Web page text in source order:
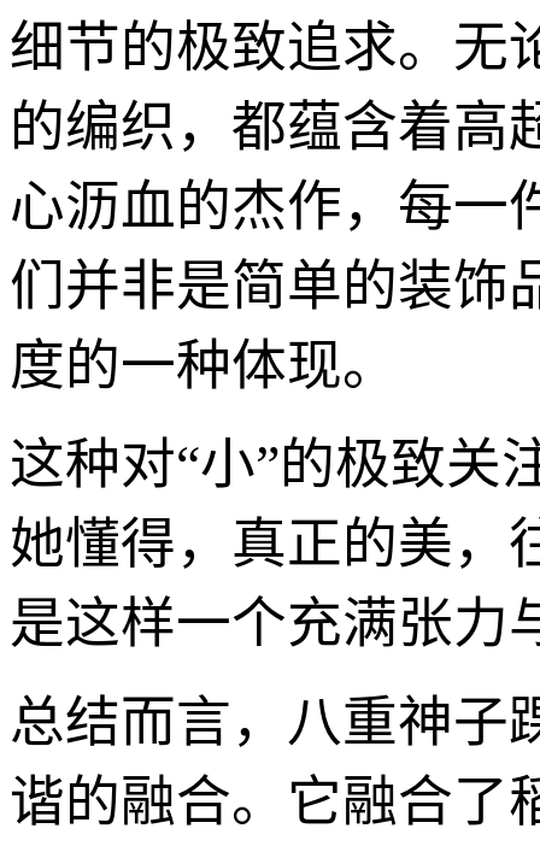
细节的极致追求。无
的编织，都蕴含着高
心沥血的杰作，每一
们并非是简单的装饰
度的一种体现。
这种对“小”的极致关
她懂得，真正的美，
是这样一个充满张力
总结而言，八重神子
谐的融合。它融合了